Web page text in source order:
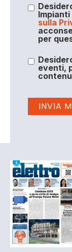
sulla
per
eventi,